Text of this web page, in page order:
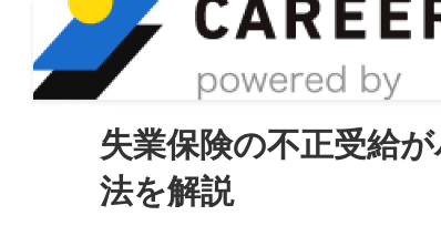
失業保険の不正受給
法を解説